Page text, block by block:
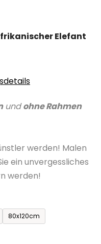
undohne Rahmen
werden! Malen
ein unvergessliches
werden!
80x120cm
Elefant